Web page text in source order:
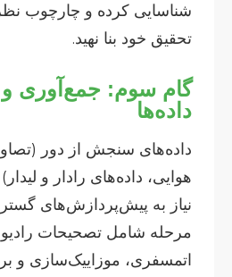
شناسایی کرده و چارچوب
تحقیق خود بنا نهید.
گام سوم: جمع‌آوری
داده‌ها
داده‌های سنجش از دور
هوایی، داده‌های رادار و
نیاز به پیش‌پردازش‌های
مرحله شامل تصحیحات
اتمسفری، موزاییک‌سازی و